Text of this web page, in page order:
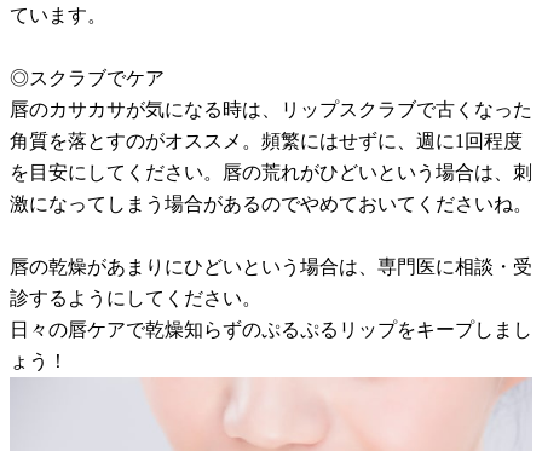
ています。
◎スクラブでケア
唇のカサカサが気になる時は、リップスクラブで古くなった
角質を落とすのがオススメ。頻繁にはせずに、週に1回程度
を目安にしてください。唇の荒れがひどいという場合は、刺
激になってしまう場合があるのでやめておいてくださいね。
唇の乾燥があまりにひどいという場合は、専門医に相談・受
診するようにしてください。
日々の唇ケアで乾燥知らずのぷるぷるリップをキープしまし
ょう！